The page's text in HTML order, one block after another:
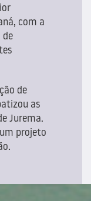
com a
de
de
as
Jurema.
projeto